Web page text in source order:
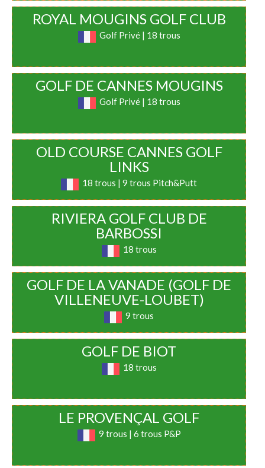
ROYAL MOUGINS GOLF CLUB
Golf Privé | 18 trous
GOLF DE CANNES MOUGINS
Golf Privé | 18 trous
OLD COURSE CANNES GOLF
LINKS
18 trous | 9 trous Pitch&Putt
RIVIERA GOLF CLUB DE
BARBOSSI
18 trous
GOLF DE LA VANADE (GOLF DE
VILLENEUVE-LOUBET)
9 trous
GOLF DE BIOT
18 trous
LE PROVENÇAL GOLF
9 trous | 6 trous P&P